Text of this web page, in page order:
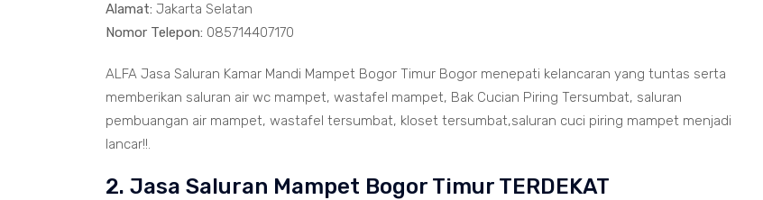
Alamat: Jakarta Selatan
Nomor Telepon: 085714407170
ALFA Jasa Saluran Kamar Mandi Mampet Bogor Timur Bogor menepati kelancaran yang tuntas serta
memberikan saluran air wc mampet, wastafel mampet, Bak Cucian Piring Tersumbat, saluran
pembuangan air mampet, wastafel tersumbat, kloset tersumbat,saluran cuci piring mampet menjadi
lancar!!.
2. Jasa Saluran Mampet Bogor Timur TERDEKAT